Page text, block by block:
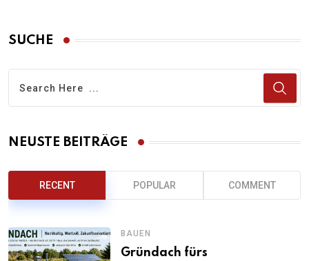
SUCHE
NEUSTE BEITRÄGE
RECENT POPULAR COMMENT
BAUEN
Gründach fürs